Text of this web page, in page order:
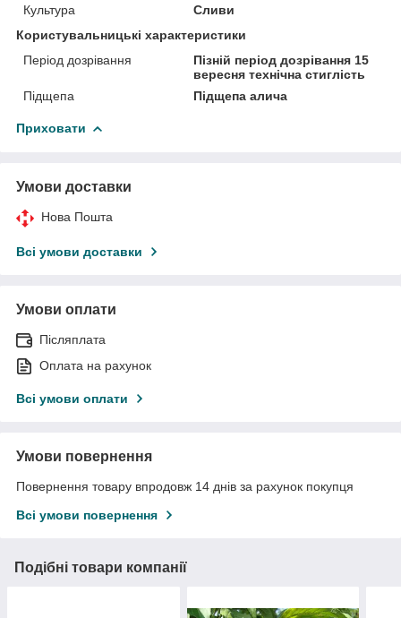
Культура
Сливи
Користувальницькі характеристики
Період дозрівання
Пізній період дозрівання 15
вересня технічна стиглість
Підщепа
Підщепа алича
Приховати
Умови доставки
Нова Пошта
Всі умови доставки
Умови оплати
Післяплата
Оплата на рахунок
Всі умови оплати
Умови повернення
Повернення товару впродовж 14 днів за рахунок покупця
Всі умови повернення
Подібні товари компанії